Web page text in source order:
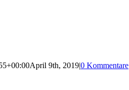
April 9th, 2019|0 Kommentare